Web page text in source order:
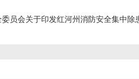
员会关于印发红河州消防安全集中